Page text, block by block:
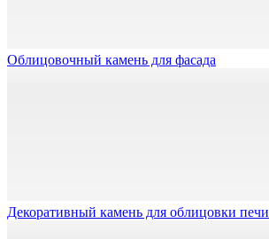
Облицовочный камень для фасада
Декоративный камень для облицовки печи